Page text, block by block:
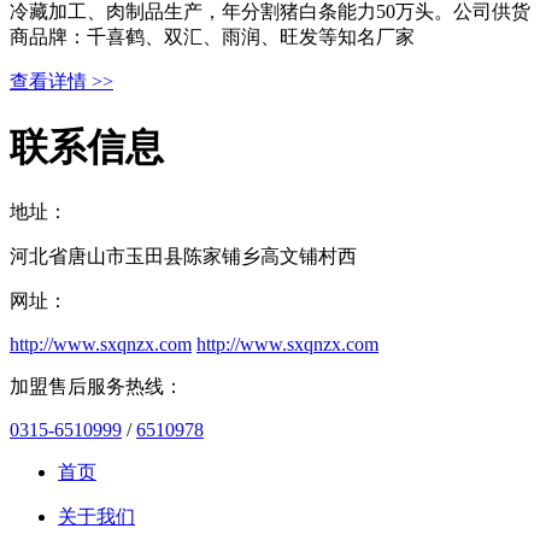
冷藏加工、肉制品生产，年分割猪白条能力50万头。公司供货
商品牌：千喜鹤、双汇、雨润、旺发等知名厂家
查看详情 >>
联系信息
地址：
河北省唐山市玉田县陈家铺乡高文铺村西
网址：
http://www.sxqnzx.com http://www.sxqnzx.com
加盟售后服务热线：
0315-6510999 /6510978
首页
关于我们